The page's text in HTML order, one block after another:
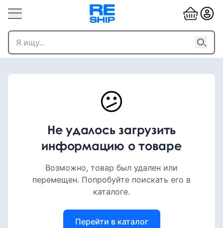
😕
Не удалось загрузить
информацию о товаре
Возможно, товар был удален или
перемещен. Попробуйте поискать его в
каталоге.
Перейти в каталог